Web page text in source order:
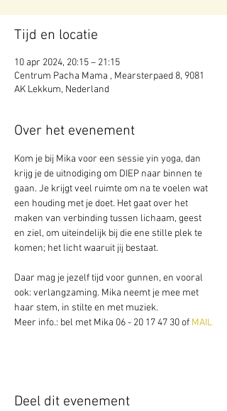
Tijd en locatie
10 apr 2024, 20:15 – 21:15
Centrum Pacha Mama , Mearsterpaed 8, 9081
AK Lekkum, Nederland
Over het evenement
Kom je bij Mika voor een sessie yin yoga, dan
krijg je de uitnodiging om DIEP naar binnen te
gaan. Je krijgt veel ruimte om na te voelen wat
een houding met je doet. Het gaat over het
maken van verbinding tussen lichaam, geest
en ziel, om uiteindelijk bij die ene stille plek te
komen; het licht waaruit jij bestaat.
Daar mag je jezelf tijd voor gunnen, en vooral
ook: verlangzaming. Mika neemt je mee met
haar stem, in stilte en met muziek.
Meer info.: bel met Mika 06 - 20 17 47 30 of MAIL
Deel dit evenement